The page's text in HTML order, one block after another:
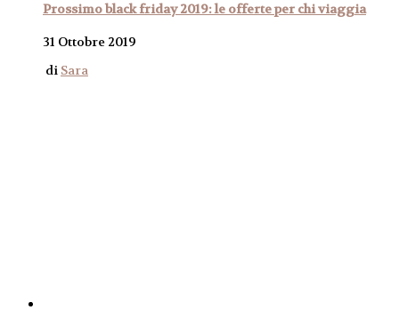
Prossimo black friday 2019: le offerte per chi viaggia
31 Ottobre 2019
di Sara